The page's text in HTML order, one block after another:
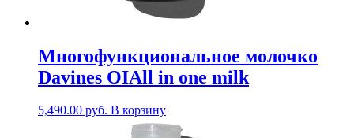
Многофункциональное молочко
Davines OIAll in one milk
5,490.00 руб. В корзину